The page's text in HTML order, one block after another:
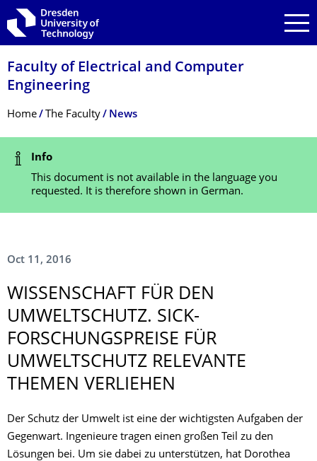
Skip to main navigation
Skip to search
Skip to content
Faculty of Electrical and Computer
Engineering
Breadcrumb Menu
Home The Faculty News
Status Message
Info
This document is not available in the language you
requested. It is therefore shown in German.
Oct 11, 2016
WISSENSCHAFT FÜR DEN
UMWELTSCHUTZ. SICK-
FORSCHUNGSPRE­ISE FÜR
UMWELTSCHUTZ RELEVANTE
THEMEN VERLIEHEN
Der Schutz der Umwelt ist eine der wichtigsten Aufgaben der
Gegenwart. Ingenieure tragen einen großen Teil zu den
Lösungen bei. Um sie dabei zu unterstützen, hat Dorothea